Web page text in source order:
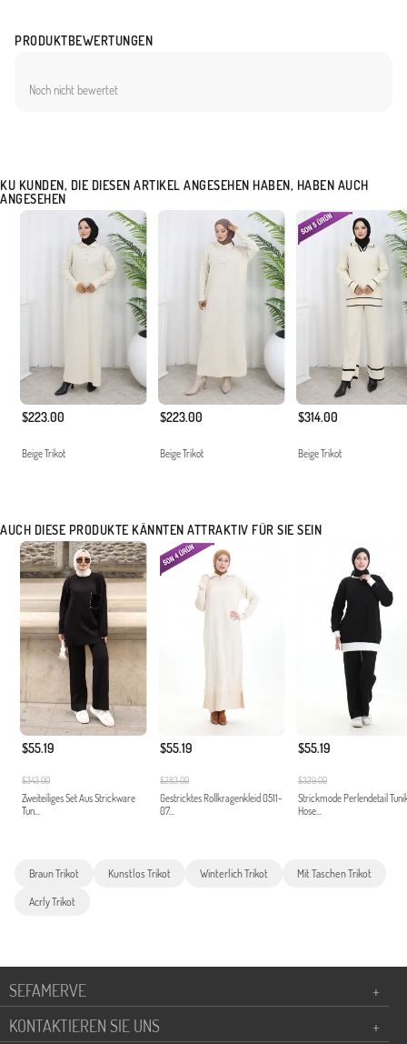
PRODUKTBEWERTUNGEN
Noch nicht bewertet
KU KUNDEN, DIE DIESEN ARTIKEL ANGESEHEN HABEN, HABEN AUCH
ANGESEHEN
$223.00
Beige Trikot
$223.00
Beige Trikot
$314.00
Beige Trikot
AUCH DIESE PRODUKTE KÄNNTEN ATTRAKTIV FÜR SIE SEIN
$55.19
$343.00
Zweiteiliges Set Aus Strickware
Tun...
$55.19
$283.00
Gestricktes Rollkragenkleid 0511-
07...
$55.19
$329.00
Strickmode Perlendetail
Hose...
Braun Trikot Kunstlos Trikot Winterlich Trikot Mit Taschen Trikot
Acrly Trikot
SEFAMERVE
+
KONTAKTIEREN SIE UNS
+